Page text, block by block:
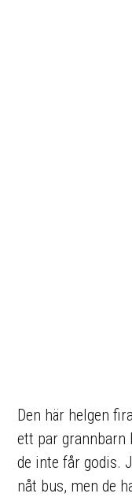
Den här helgen
ett par grannbarn
de inte får godis.
nåt bus, men de